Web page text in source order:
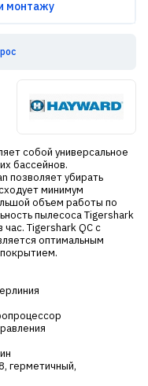
монтажу
собой универсальное
бассейнов.
позволяет убирать
минимум
объем работы по
пылесоса Tigershark
Tigershark QC с
оптимальным
герметичный,